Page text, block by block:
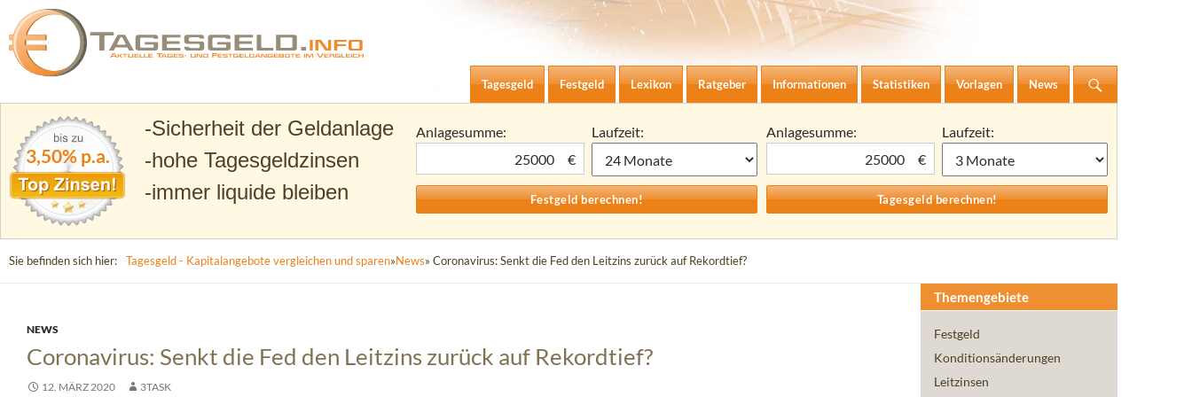
Tagesgeld.info – Tagesgeldkonten vergleichen und Tagesgeld-Zinsen berechnen
Zum Inhalt springen
Tagesgeld
Festgeld Lexikon Ratgeber Informationen Statistiken Vorlagen News
3,50% p.a.
Sicherheit der Geldanlage
hohe Tagesgeldzinsen
immer liquide bleiben
Anlagesumme:
€
Laufzeit:
Anlagesumme:
€
Laufzeit:
Sie befinden sich hier: Tagesgeld - Kapitalangebote vergleichen und sparen»News» Coronavirus: Senkt die Fed den Leitzins zurück auf Rekordtief?
NEWS
Coronavirus: Senkt die Fed den Leitzins zurück auf Rekordtief?
12. MÄRZ 2020 3TASK
Themengebiete
Festgeld
Konditionsänderungen
Leitzinsen